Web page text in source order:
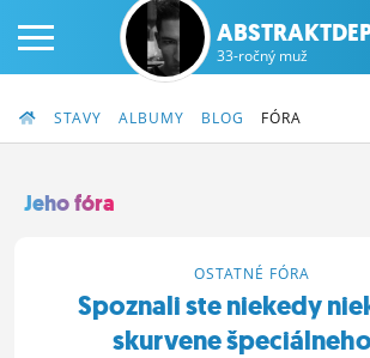
ČINŽIAK
33-ročný muž
STAVY ALBUMY BLOG FÓRA
Jeho fóra
OSTATNÉ FÓRA
Spoznali ste niekedy
skurvene